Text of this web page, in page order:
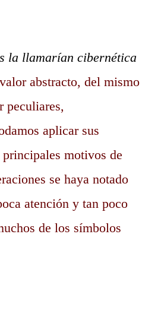
la llamarían cibernética
abstracto, del mismo
peculiares,
aplicar sus
motivos de
se haya notado
atención y tan poco
de los símbolos